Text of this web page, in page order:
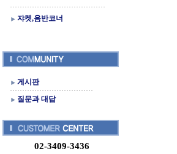
쟈켓,음반코너
게시판
질문과 대답
02-3409-3436